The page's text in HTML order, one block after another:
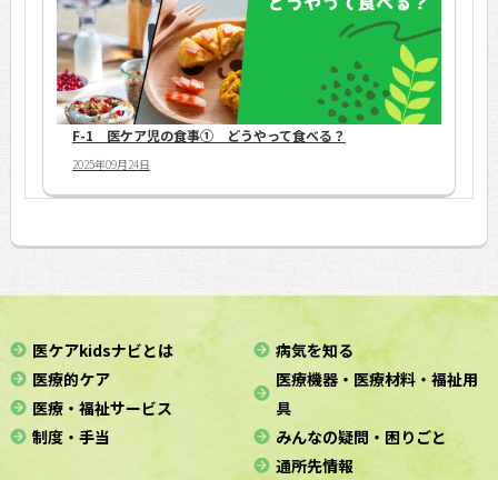
F-1 医ケア児の食事① どうやって食べる？
2025年09月24日
医ケアkidsナビとは
医療的ケア
医療・福祉サービス
制度・手当
病気を知る
医療機器・医療材料・福祉用
具
みんなの疑問・困りごと
通所先情報